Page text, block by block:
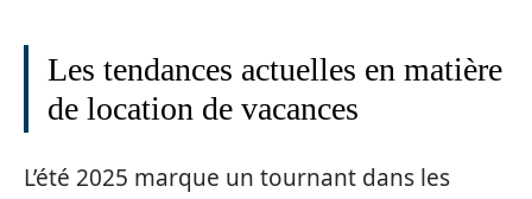
Les tendances actuelles en matière
de location de vacances
L’été 2025 marque un tournant dans les